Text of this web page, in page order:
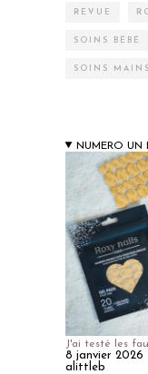
REVUE
SOINS BÉBÉ
SOINS MAINS
NUMERO UN
J'ai testé les
8 janvier 2026
alittleb